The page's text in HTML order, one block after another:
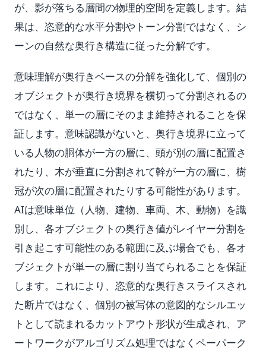
が、影が落ちる層間の物理的空間を定義します。結
果は、恣意的な水平分割やトーン分割ではなく、シ
ーンの自然な奥行き構造に従った分解です。
意味理解が奥行きベースの分解を強化して、個別の
オブジェクトが奥行き境界を横切って分割されるの
ではなく、単一の層にそのまま維持されることを保
証します。意味認識がないと、奥行き境界に立って
いる人物の胴体が一方の層に、頭が別の層に配置さ
れたり、木が垂直に分割されて幹が一方の層に、樹
冠が次の層に配置されたりする可能性があります。
AIは意味単位（人物、建物、車両、木、動物）を識
別し、各オブジェクトの奥行き値がレイヤー分割を
引き起こす可能性のある範囲に及ぶ場合でも、各オ
ブジェクトが単一の層に割り当てられることを保証
します。これにより、恣意的な奥行きスライスされ
た断片ではなく、個別の被写体の意図的なシルエッ
トとして読まれるカットアウト形状が生成され、ア
ートワークがアルゴリズム処理ではなくペーパーク